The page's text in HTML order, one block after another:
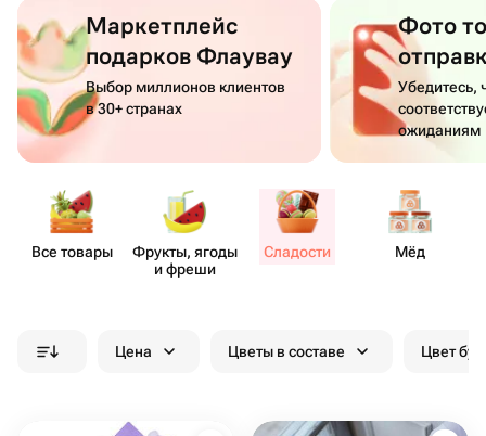
Маркетплейс
подарков Флаувау
Выбор миллионов клиентов
в 30+ странах
Фото
Убедитесь,
ожиданиям
Все товары
Фрукты, ягоды
и фреши
Сладости Мёд
Цена Цветы в составе Цвет